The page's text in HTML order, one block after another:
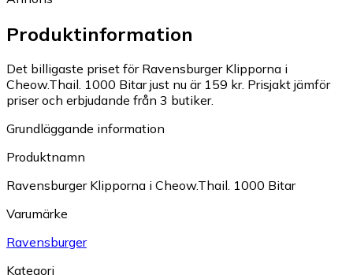
Produktinformation
Det billigaste priset för Ravensburger Klipporna i
Cheow.Thail. 1000 Bitar just nu är 159 kr. Prisjakt jämför
priser och erbjudande från 3 butiker.
Grundläggande information
Produktnamn
Ravensburger Klipporna i Cheow.Thail. 1000 Bitar
Varumärke
Ravensburger
Kategori